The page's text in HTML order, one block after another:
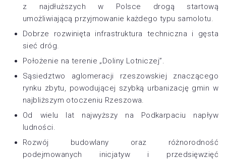
z najdłuższych w Polsce drogą startową
umożliwiającą przyjmowanie każdego typu samolotu.
Dobrze rozwinięta infrastruktura techniczna i gęsta
sieć dróg.
Położenie na terenie „Doliny Lotniczej”.
Sąsiedztwo aglomeracji rzeszowskiej znaczącego
rynku zbytu, powodującej szybką urbanizację gmin w
najbliższym otoczeniu Rzeszowa.
Od wielu lat najwyższy na Podkarpaciu napływ
ludności.
Rozwój budowlany oraz różnorodność
podejmowanych inicjatyw i przedsięwzięć